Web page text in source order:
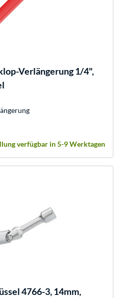
Verlängerung 1/4",
verfügbar in 5-9 Werktagen
4766-3, 14mm,